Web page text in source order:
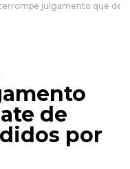
julgamento que
de
por